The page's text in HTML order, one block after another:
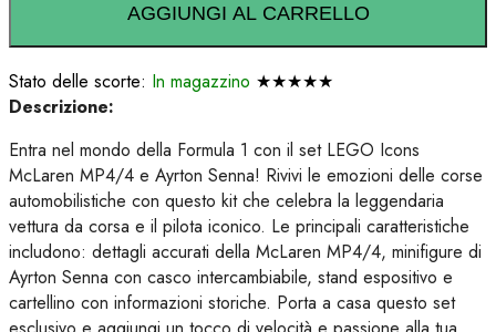
AGGIUNGI AL CARRELLO
Stato delle scorte: In magazzino ★★★★★
Descrizione:
Entra nel mondo della Formula 1 con il set LEGO Icons
McLaren MP4/4 e Ayrton Senna! Rivivi le emozioni delle corse
automobilistiche con questo kit che celebra la leggendaria
vettura da corsa e il pilota iconico. Le principali caratteristiche
includono: dettagli accurati della McLaren MP4/4, minifigure di
Ayrton Senna con casco intercambiabile, stand espositivo e
cartellino con informazioni storiche. Porta a casa questo set